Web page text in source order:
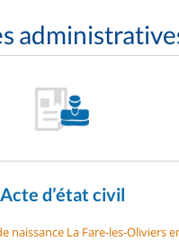
Acte d’état civil
naissance La Fare-les-Oliviers